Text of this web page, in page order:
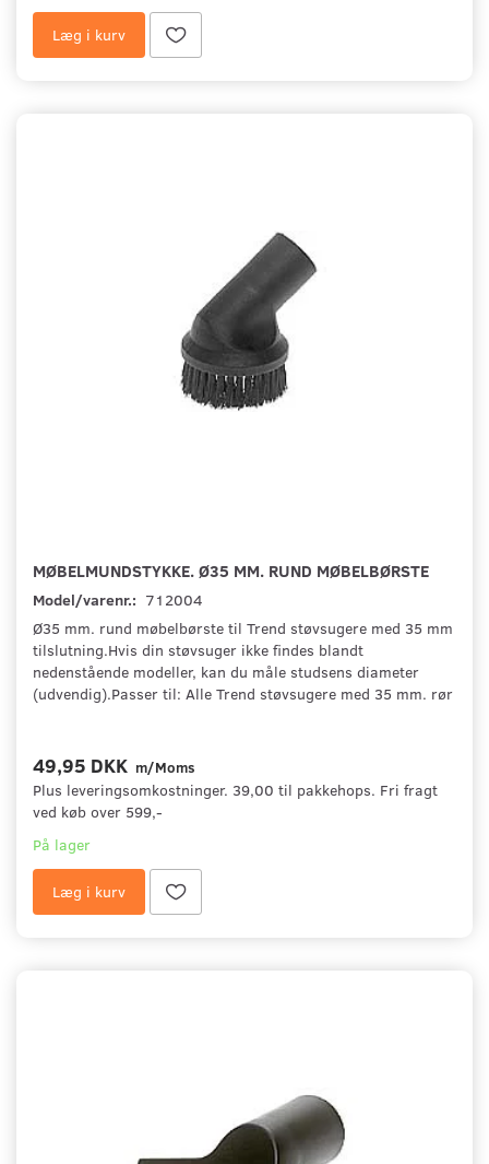
Læg i kurv
MØBELMUNDSTYKKE. Ø35 MM. RUND MØBELBØRSTE
Model/varenr.: 712004
Ø35 mm. rund møbelbørste til Trend støvsugere med 35 mm
tilslutning.Hvis din støvsuger ikke findes blandt
nedenstående modeller, kan du måle studsens diameter
(udvendig).Passer til: Alle Trend støvsugere med 35 mm. rør
49,95 DKK m/Moms
Plus leveringsomkostninger. 39,00 til pakkehops. Fri fragt
ved køb over 599,-
På lager
Læg i kurv